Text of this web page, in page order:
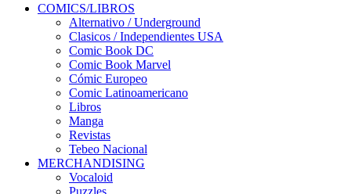
COMICS/LIBROS
Alternativo / Underground
Clasicos / Independientes USA
Comic Book DC
Comic Book Marvel
Cómic Europeo
Comic Latinoamericano
Libros
Manga
Revistas
Tebeo Nacional
MERCHANDISING
Vocaloid
Puzzles